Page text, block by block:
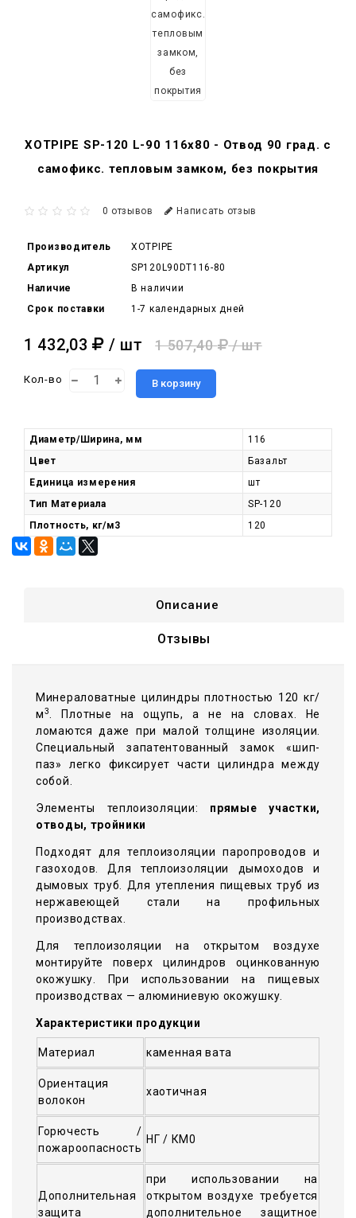
XOTPIPE SP-120 L-90 116x80 - Отвод 90 град. c
самофикс. тепловым замком, без покрытия
0 отзывов Написать отзыв
Производитель
XOTPIPE
Артикул
SP120L90DT116-80
Наличие
В наличии
Срок поставки
1-7 календарных дней
1 432,03 / шт 1 507,40 / шт
Кол-во В корзину
Диаметр/Ширина, мм
116
Цвет
Базальт
Единица измерения
шт
Тип Материала
SP-120
Плотность, кг/м3
120
Описание
Отзывы
Минераловатные цилиндры плотностью 120 кг/
м3
. Плотные на ощупь, а не на словах. Не
ломаются даже при малой толщине изоляции.
Специальный запатентованный замок «шип-
паз» легко фиксирует части цилиндра между
собой.
Элементы теплоизоляции: прямые участки,
отводы, тройники
Подходят для теплоизоляции паропроводов и
газоходов. Для теплоизоляции дымоходов и
дымовых труб. Для утепления пищевых труб из
нержавеющей стали на профильных
производствах.
Для теплоизоляции на открытом воздухе
монтируйте поверх цилиндров оцинкованную
окожушку. При использовании на пищевых
производствах — алюминиевую окожушку.
Характеристики продукции
Материал каменная вата
Ориентация
волокон
хаотичная
Горючесть /
пожароопасность
НГ / КМ0
Дополнительная
защита
при использовании на
открытом воздухе требуется
дополнительное защитное